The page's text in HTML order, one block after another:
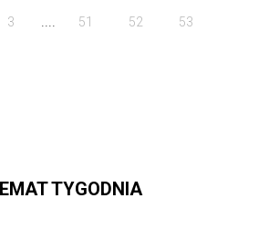
3 51 52 53
TYGODNIA